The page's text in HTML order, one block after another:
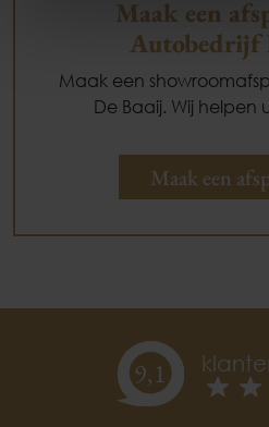
Maak een
Autobedrijf
Maak een
De Baaij. Wij helpen
Maak een
9,1